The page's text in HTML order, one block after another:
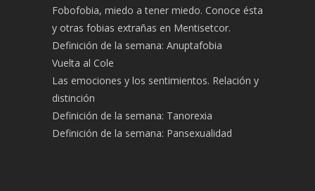
Fobofobia, miedo a tener miedo. Conoce ésta
y otras fobias extrañas en Mentisetcor.
Definición de la semana: Anuptafobia
Vuelta al Cole
Las emociones y los sentimientos. Relación y
distinción
Definición de la semana: Tanorexia
Definición de la semana: Pansexualidad